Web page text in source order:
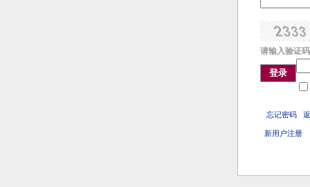
请输入验证
登录
忘记密码
新用户注册